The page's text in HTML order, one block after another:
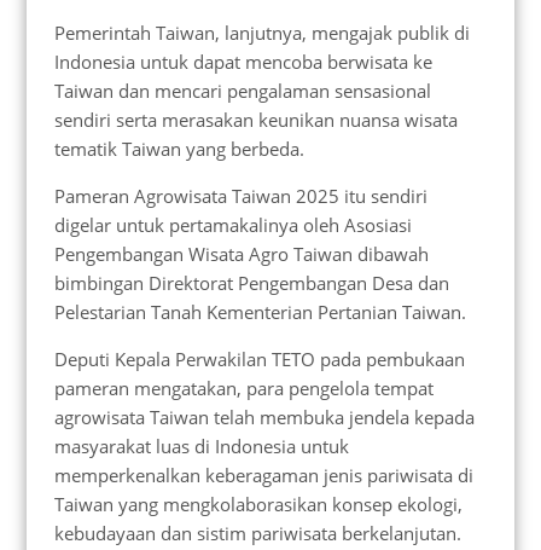
Pemerintah Taiwan, lanjutnya, mengajak publik di
Indonesia untuk dapat mencoba berwisata ke
Taiwan dan mencari pengalaman sensasional
sendiri serta merasakan keunikan nuansa wisata
tematik Taiwan yang berbeda.
Pameran Agrowisata Taiwan 2025 itu sendiri
digelar untuk pertamakalinya oleh Asosiasi
Pengembangan Wisata Agro Taiwan dibawah
bimbingan Direktorat Pengembangan Desa dan
Pelestarian Tanah Kementerian Pertanian Taiwan.
Deputi Kepala Perwakilan TETO pada pembukaan
pameran mengatakan, para pengelola tempat
agrowisata Taiwan telah membuka jendela kepada
masyarakat luas di Indonesia untuk
memperkenalkan keberagaman jenis pariwisata di
Taiwan yang mengkolaborasikan konsep ekologi,
kebudayaan dan sistim pariwisata berkelanjutan.